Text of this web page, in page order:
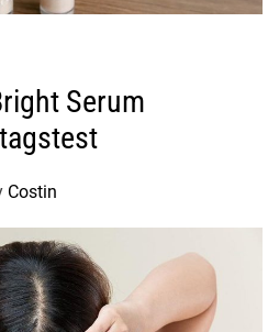
Serum
Costin